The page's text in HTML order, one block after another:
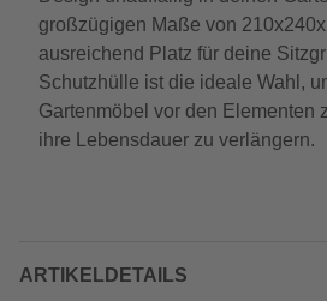
großzügigen Maße von
ausreichend Platz für deine
Schutzhülle ist die ideale Wahl,
Gartenmöbel vor den Elementen
ihre Lebensdauer zu verlängern.
ARTIKELDETAILS